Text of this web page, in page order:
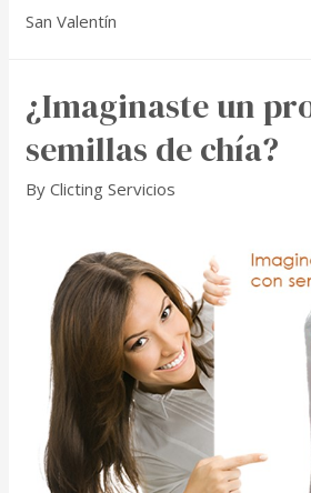
San Valentín
¿Imaginaste un
semillas de chía?
ByClicting Servicios